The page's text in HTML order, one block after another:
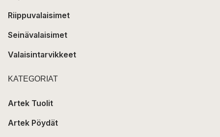
Riippuvalaisimet
Seinävalaisimet
Valaisintarvikkeet
KATEGORIAT
Artek Tuolit
Artek Pöydät